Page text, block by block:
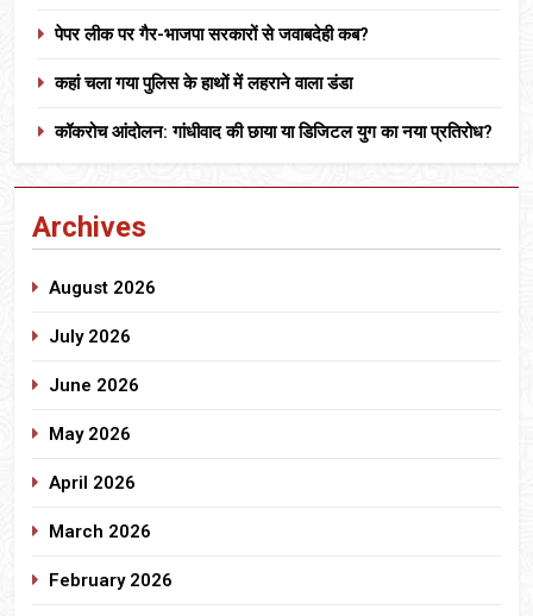
पेपर लीक पर गैर-भाजपा सरकारों से जवाबदेही कब?
कहां चला गया पुलिस के हाथों में लहराने वाला डंडा
कॉकरोच आंदोलन: गांधीवाद की छाया या डिजिटल युग का नया प्रतिरोध?
Archives
August 2026
July 2026
June 2026
May 2026
April 2026
March 2026
February 2026